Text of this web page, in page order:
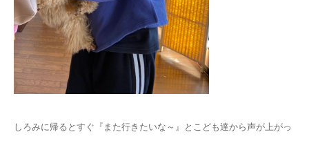
しろみに帰るとすぐ『また行きたいな～』とこども達から声が上がっ